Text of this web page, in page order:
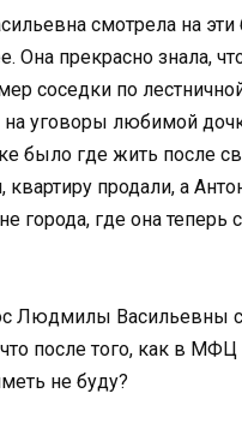
смотрела на эти
Она прекрасно знала,
соседки по
уговоры любимой
было где жить после
квартиру продали, а
города, где она
Людмилы Васильевны
после того, как в МФЦ
не буду?